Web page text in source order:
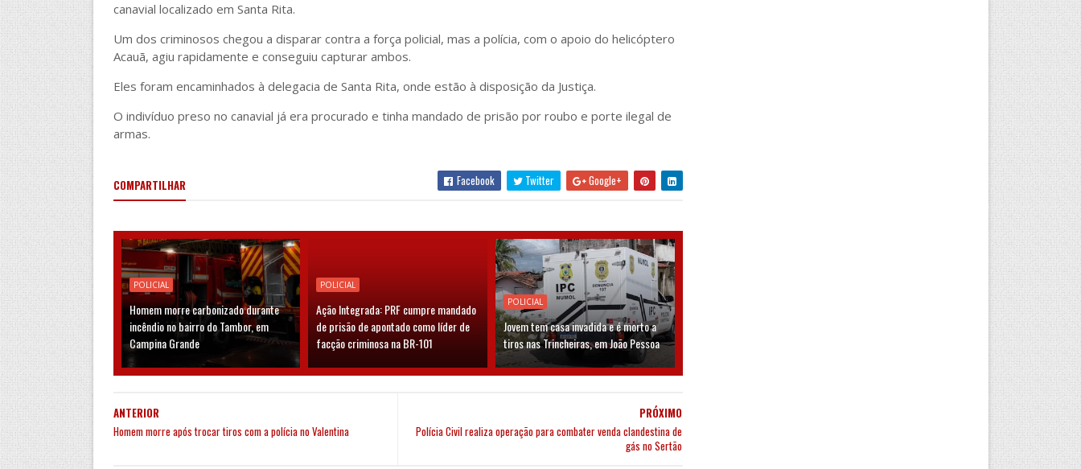
canavial localizado em Santa Rita.
Um dos criminosos chegou a disparar contra a força policial, mas a polícia, com o apoio do helicóptero
Acauã, agiu rapidamente e conseguiu capturar ambos.
Eles foram encaminhados à delegacia de Santa Rita, onde estão à disposição da Justiça.
O indivíduo preso no canavial já era procurado e tinha mandado de prisão por roubo e porte ilegal de
armas.
COMPARTILHAR Facebook Twitter Google+
POLICIAL
Homem morre carbonizado durante
incêndio no bairro do Tambor, em
Campina Grande
POLICIAL
Ação Integrada: PRF cumpre mandado
de prisão de apontado como líder de
facção criminosa na BR-101
POLICIAL
Jovem tem casa invadida e é morto a
tiros nas Trincheiras, em João Pessoa
PRÓXIMO
Polícia Civil realiza operação para combater venda clandestina de
gás no Sertão
ANTERIOR
Homem morre após trocar tiros com a polícia no Valentina